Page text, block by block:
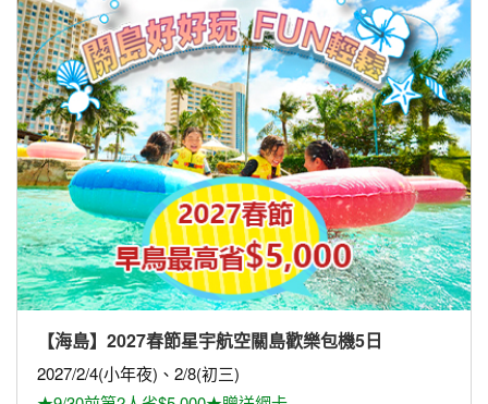
【海島】2027春節星宇航空關島歡樂包機5日
2027/2/4(小年夜)、2/8(初三)